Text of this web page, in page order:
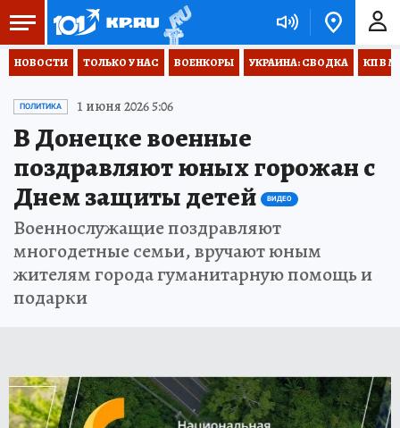
НОВОСТИ ТОЛЬКО У НАС ВОЕНКОРЫ УКРАИНА: СВОДКА КП В
ПОЛИТИКА 1 июня 2026 5:06
В Донецке военные
поздравляют юных горожан с
Днем защиты детей
ВИДЕО
Военнослужащие поздравляют
многодетные семьи, вручают юным
жителям города гуманитарную помощь и
подарки